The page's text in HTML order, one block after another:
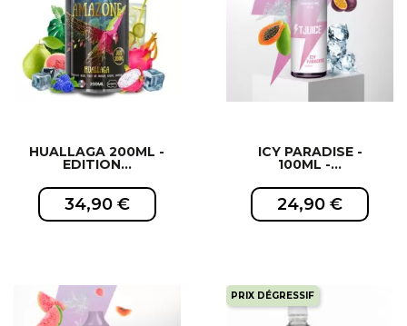
HUALLAGA 200ML -
EDITION...
34,90 €
ICY PARADISE -
100ML -...
24,90 €
PRIX DÉGRESSIF